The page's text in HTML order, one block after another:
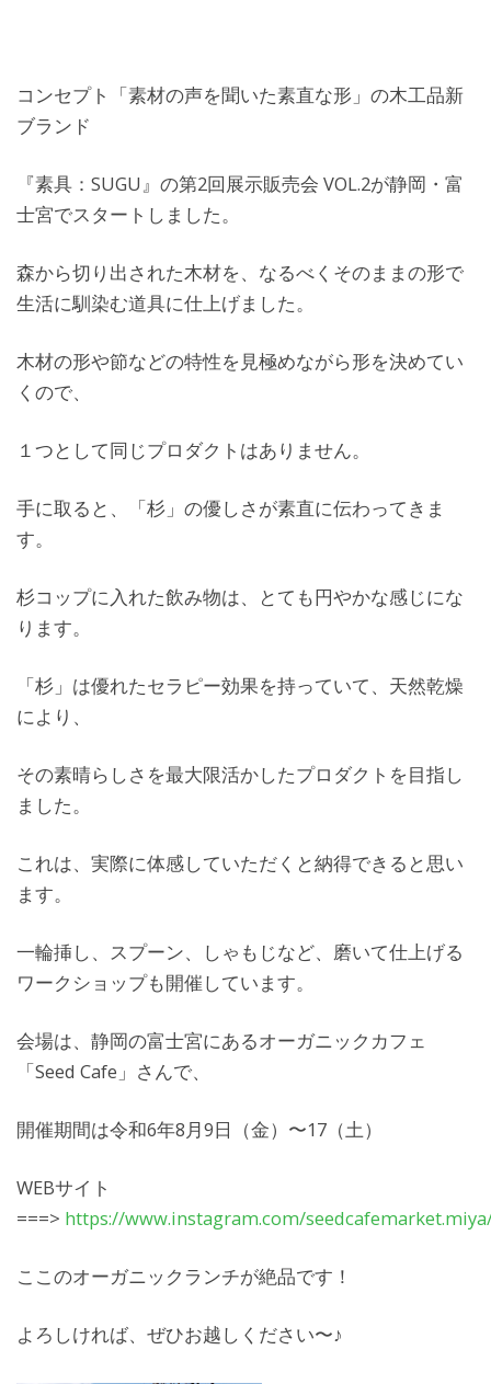
コンセプト「素材の声を聞いた素直な形」の木工品新
ブランド
『素具：SUGU』の第2回展示販売会 VOL.2が静岡・富
士宮でスタートしました。
森から切り出された木材を、なるべくそのままの形で
生活に馴染む道具に仕上げました。
木材の形や節などの特性を見極めながら形を決めてい
くので、
１つとして同じプロダクトはありません。
手に取ると、「杉」の優しさが素直に伝わってきま
す。
杉コップに入れた飲み物は、とても円やかな感じにな
ります。
「杉」は優れたセラピー効果を持っていて、天然乾燥
により、
その素晴らしさを最大限活かしたプロダクトを目指し
ました。
これは、実際に体感していただくと納得できると思い
ます。
一輪挿し、スプーン、しゃもじなど、磨いて仕上げる
ワークショップも開催しています。
会場は、静岡の富士宮にあるオーガニックカフェ
「Seed Cafe」さんで、
開催期間は令和6年8月9日（金）〜17（土）
WEBサイト
===> https://www.instagram.com/
ここのオーガニックランチが絶品です！
よろしければ、ぜひお越しください〜♪